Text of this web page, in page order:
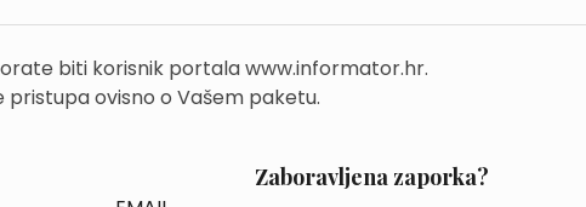
biti korisnik portala www.informator.hr.
pristupa ovisno o Vašem paketu.
Zaboravljena zaporka?